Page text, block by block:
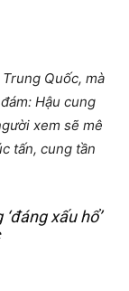
Quốc, mà
Hậu cung
xem sẽ mê
tấn, cung tần
xấu hổ’